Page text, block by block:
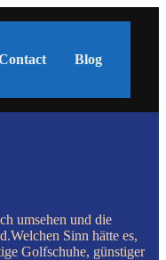
Blog
umsehen und die
Sinn hätte es,
Golfschuhe, günstiger